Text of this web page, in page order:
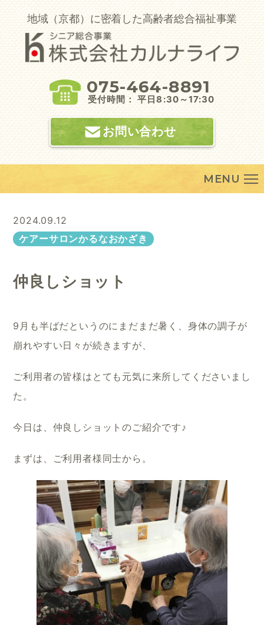
Skip
to
content
地域（京都）に密着した高齢者総合福祉事業
075-464-8891
受付時間： 平日8:30～17:30
お問い合わせ
MENU
2024.09.12
ケアーサロンかるなおかざき
仲良しショット
9月も半ばだというのにまだまだ暑く、身体の調子が
崩れやすい日々が続きますが、
ご利用者の皆様はとても元気に来所してくださいまし
た。
今日は、仲良しショットのご紹介です♪
まずは、ご利用者様同士から。